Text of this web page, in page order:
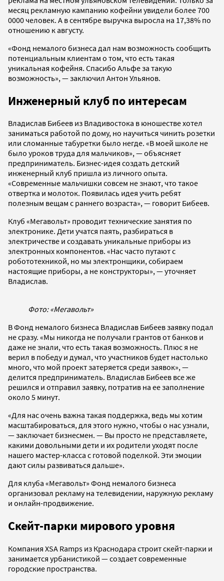
месяц рекламную кампанию кофейни увидели более 700
0000 человек. А в сентябре выручка выросла на 17,38% по
отношению к августу.
«Фонд немалого бизнеса дал нам возможность сообщить
потенциальным клиентам о том, что есть такая
уникальная кофейня. Спасибо Альфе за такую
возможность», — заключил Антон Ульянов.
Инженерный клуб по интересам
Владислав Бибеев из Владивостока в юношестве хотел
заниматься работой по дому, но научиться чинить розетки
или сломанные табуретки было негде. «В моей школе не
было уроков труда для мальчиков», — объясняет
предприниматель. Бизнес-идея создать детский
инженерный клуб пришла из личного опыта.
«Современные мальчишки совсем не знают, что такое
отвертка и молоток. Появилась идея учить ребят
полезным вещам с раннего возраста», — говорит Бибеев.
Клуб «Мегавольт» проводит технические занятия по
электронике. Дети учатся паять, разбираться в
электричестве и создавать уникальные приборы из
электронных компонентов. «Нас часто путают с
робототехникой, но мы электронщики, собираем
настоящие приборы, а не конструкторы», — уточняет
Владислав.
Фото: «Мегавольт»
В Фонд немалого бизнеса Владислав Бибеев заявку подал
не сразу. «Мы никогда не получали грантов от банков и
даже не знали, что есть такая возможность. Плюс я не
верил в победу и думал, что участников будет настолько
много, что мой проект затеряется среди заявок», —
делится предприниматель. Владислав Бибеев все же
решился и отправил заявку, потратив на ее заполнение
около 5 минут.
«Для нас очень важна такая поддержка, ведь мы хотим
масштабироваться, для этого нужно, чтобы о нас узнали,
— заключает бизнесмен. — Вы просто не представляете,
какими довольными дети и их родители уходят после
нашего мастер-класса с готовой поделкой. Эти эмоции
дают силы развиваться дальше».
Для клуба «Мегавольт» Фонд немалого бизнеса
организовал рекламу на телевидении, наружную рекламу
и онлайн-продвижение.
Скейт-парки мирового уровня
Компания XSA Ramps из Краснодара строит скейт-парки и
занимается урбанистикой — создает современные
городские пространства.